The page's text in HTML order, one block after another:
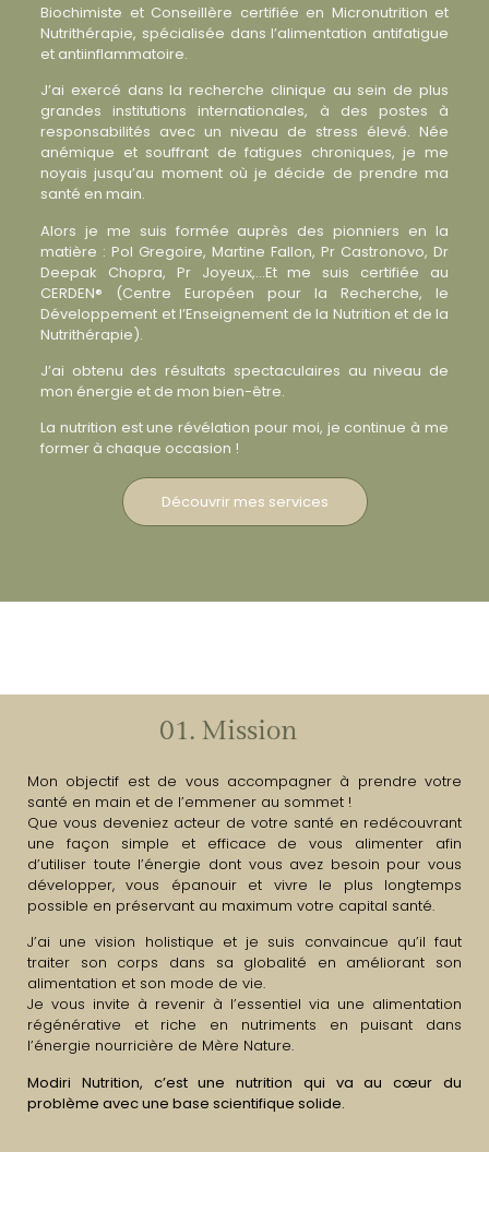
Biochimiste et Conseillère certifiée en Micronutrition et
Nutrithérapie, spécialisée dans l’alimentation antifatigue
et antiinflammatoire.
J’ai exercé dans la recherche clinique au sein de plus
grandes institutions internationales, à des postes à
responsabilités avec un niveau de stress élevé. Née
anémique et souffrant de fatigues chroniques, je me
noyais jusqu’au moment où je décide de prendre ma
santé en main.
Alors je me suis formée auprès des pionniers en la
matière : Pol Gregoire, Martine Fallon, Pr Castronovo, Dr
Deepak Chopra, Pr Joyeux,…Et me suis certifiée au
CERDEN® (Centre Européen pour la Recherche, le
Développement et l’Enseignement de la Nutrition et de la
Nutrithérapie).
J’ai obtenu des résultats spectaculaires au niveau de
mon énergie et de mon bien-être.
La nutrition est une révélation pour moi, je continue à me
former à chaque occasion !
Découvrir mes services
01. Mission
Mon objectif est de vous accompagner à prendre votre
santé en main et de l’emmener au sommet !
Que vous deveniez acteur de votre santé en redécouvrant
une façon simple et efficace de vous alimenter afin
d’utiliser toute l’énergie dont vous avez besoin pour vous
développer, vous épanouir et vivre le plus longtemps
possible en préservant au maximum votre capital santé.
J’ai une vision holistique et je suis convaincue qu’il faut
traiter son corps dans sa globalité en améliorant son
alimentation et son mode de vie.
Je vous invite à revenir à l’essentiel via une alimentation
régénérative et riche en nutriments en puisant dans
l’énergie nourricière de Mère Nature.
Modiri Nutrition, c’est une nutrition qui va au cœur du
problème avec une base scientifique solide.